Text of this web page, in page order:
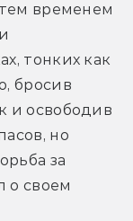
временем
тонких как
бросив
и освободив
но
за
о своем